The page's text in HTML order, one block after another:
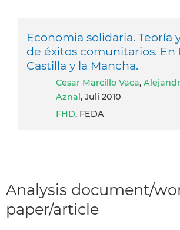
Economia solidaria. Teoría
de éxitos comunitarios. En
Castilla y la Mancha.
Cesar Marcillo Vaca,
Aznal, Juli 2010
FHD, FEDA
Analysis document/
paper/article